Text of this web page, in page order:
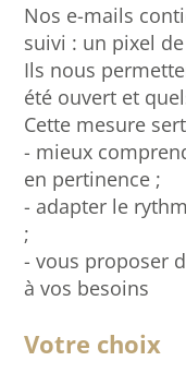
Nos e-mails
suivi : un pixel
Ils nous
été ouvert et
Cette mesure
- mieux
en pertinence ;
- adapter le
;
- vous proposer
à vos besoins
Votre choix